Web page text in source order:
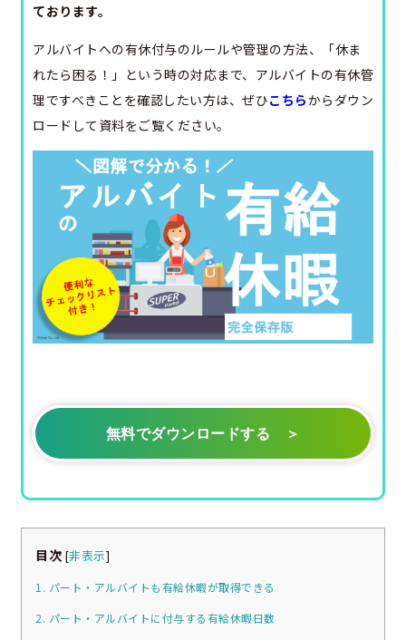
ております。
アルバイトへの有休付与のルールや管理の方法、「休ま
れたら困る！」という時の対応まで、アルバイトの有休管
理ですべきことを確認したい方は、ぜひこちらからダウン
ロードして資料をご覧ください。
無料でダウンロードする ＞
目次 [非表示]
1. パート・アルバイトも有給休暇が取得できる
2. パート・アルバイトに付与する有給休暇日数